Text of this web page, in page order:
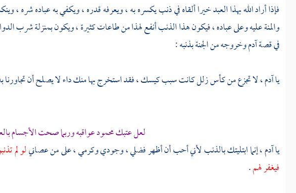
فإذا أراد الله بهذا العبد خيرا ألقاه في ذنب يكسره به ، ويعرفه قدره ، ويكفي به عباده شره
والمنة عليه وعلى عباده ، فيكون هذا الذنب أنفع لهذا من طاعات كثيرة ، ويكون بمنزلة شرب
في قصةآدموخروجه من الجنة بذنبه :
ياآدم ،لا تجزع من كأس زلل كانت سبب كيسك ، فقد استخرج بها منك داء لا يصلح أن تجاورنا
لعل عتبك محمود عواقبه وربما صحت الأجسام
ياآدم ،إنما ابتليتك بالذنب لأني أحب أن أظهر فضلي ، وجودي وكرمي ، على من عصانيلو لم
فيغفر لهم.